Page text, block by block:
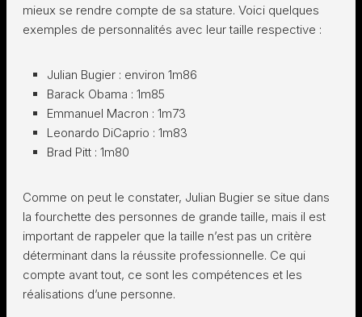
mieux se rendre compte de sa stature. Voici quelques
exemples de personnalités avec leur taille respective :
Julian Bugier : environ 1m86
Barack Obama : 1m85
Emmanuel Macron : 1m73
Leonardo DiCaprio : 1m83
Brad Pitt : 1m80
Comme on peut le constater, Julian Bugier se situe dans
la fourchette des personnes de grande taille, mais il est
important de rappeler que la taille n’est pas un critère
déterminant dans la réussite professionnelle. Ce qui
compte avant tout, ce sont les compétences et les
réalisations d’une personne.